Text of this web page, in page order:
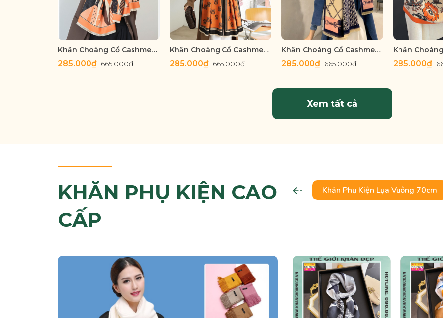
Khăn Choàng Cổ Cashmere Cao Cấp Thế Giới Khăn Đẹp C_1076_2
285.000₫ 665.000₫
Khăn Choàng Cổ Cashmere Cao Cấp Thế Giới Khăn Đẹp C_1065_3
285.000₫ 665.000₫
Khăn Choàng Cổ Cashmere Cao Cấp Thế Giới Khăn Đẹp C_1057_3
285.000₫ 665.000₫ 285.000₫
Xem tất cả
KHĂN PHỤ KIỆN CAO
CẤP
Khăn Phụ Kiện Lụa Vuông 70cm